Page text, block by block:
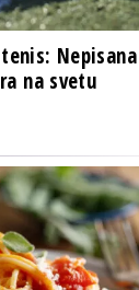
na svetu